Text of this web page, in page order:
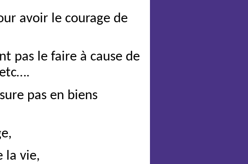
avoir le courage de
pas le faire à cause de
pas en biens
la vie,